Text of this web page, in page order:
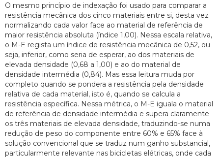
O mesmo princípio de indexação foi usado para comparar a
resistência mecânica dos cinco materiais entre si, desta vez
normalizando cada valor face ao material de referência de
maior resistência absoluta (índice 1,00). Nessa escala relativa,
o M-E regista um índice de resistência mecânica de 0,52, ou
seja, inferior, como seria de esperar, ao dos materiais de
elevada densidade (0,68 a 1,00) e ao do material de
densidade intermédia (0,84). Mas essa leitura muda por
completo quando se pondera a resistência pela densidade
relativa de cada material, isto é, quando se calcula a
resistência específica. Nessa métrica, o M-E iguala o material
de referência de densidade intermédia e supera claramente
os três materiais de elevada densidade, traduzindo-se numa
redução de peso do componente entre 60% e 65% face à
solução convencional que se traduz num ganho substancial,
particularmente relevante nas bicicletas elétricas, onde cada